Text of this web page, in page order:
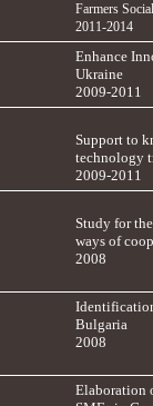
Farmers
2011-2014
Enhance
Ukraine
2009-2011
Support to
technology
2009-2011
Study for
ways of
2008
Bulgaria
2008
Elaboration